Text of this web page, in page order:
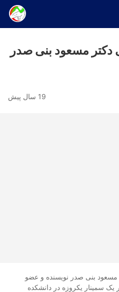
مسعود بنی صدر
19 سال پیش
ماه مه 2007، دکتر مسعود بنی صدر نویسنده و عضو
سمینار یکروزه در دانشکده